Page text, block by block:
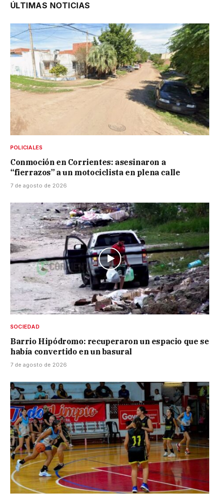
ÚLTIMAS NOTICIAS
POLICIALES
Conmoción en Corrientes: asesinaron a
“fierrazos” a un motociclista en plena calle
7 de agosto de 2026
SOCIEDAD
Barrio Hipódromo: recuperaron un espacio que se
había convertido en un basural
7 de agosto de 2026